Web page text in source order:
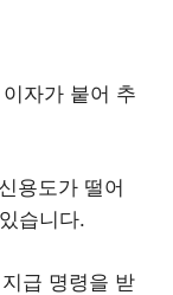
자가 붙어 추
용도가 떨어
습니다.
급 명령을 받